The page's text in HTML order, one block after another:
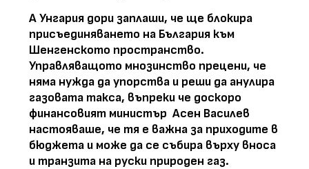
А Унгария дори заплаши, че ще блокира
присъединяването на България към
Шенгенското пространство.
Управляващото мнозинство прецени, че
няма нужда да упорства и реши да анулира
газовата такса, въпреки че доскоро
финансовият министър Асен Василев
настояваше, че тя е важна за приходите в
бюджета и може да се събира върху вноса
и транзита на руски природен газ.